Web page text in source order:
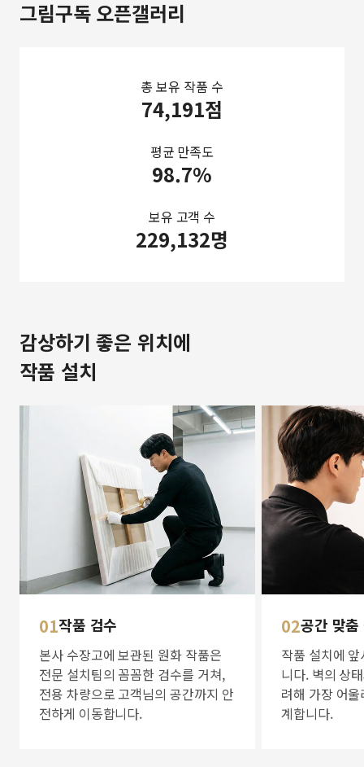
그림구독 오픈갤러리
총 보유 작품 수
74,191점
평균 만족도
98.7%
보유 고객 수
229,132명
감상하기 좋은 위치에
작품 설치
01작품 검수
본사 수장고에 보관된 원화 작품은
전문 설치팀의 꼼꼼한 검수를 거쳐,
전용 차량으로 고객님의 공간까지 안
전하게 이동합니다.
02공간 맞
작품 설치에
니다. 벽의 상
려해 가장 어
계합니다.